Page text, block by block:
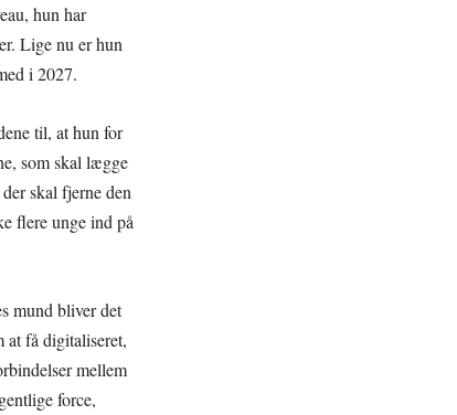
hun har
Lige nu er hun
i 2027.
til, at hun for
som skal lægge
skal fjerne den
flere unge ind på
mund bliver det
at få digitaliseret,
mellem
force,